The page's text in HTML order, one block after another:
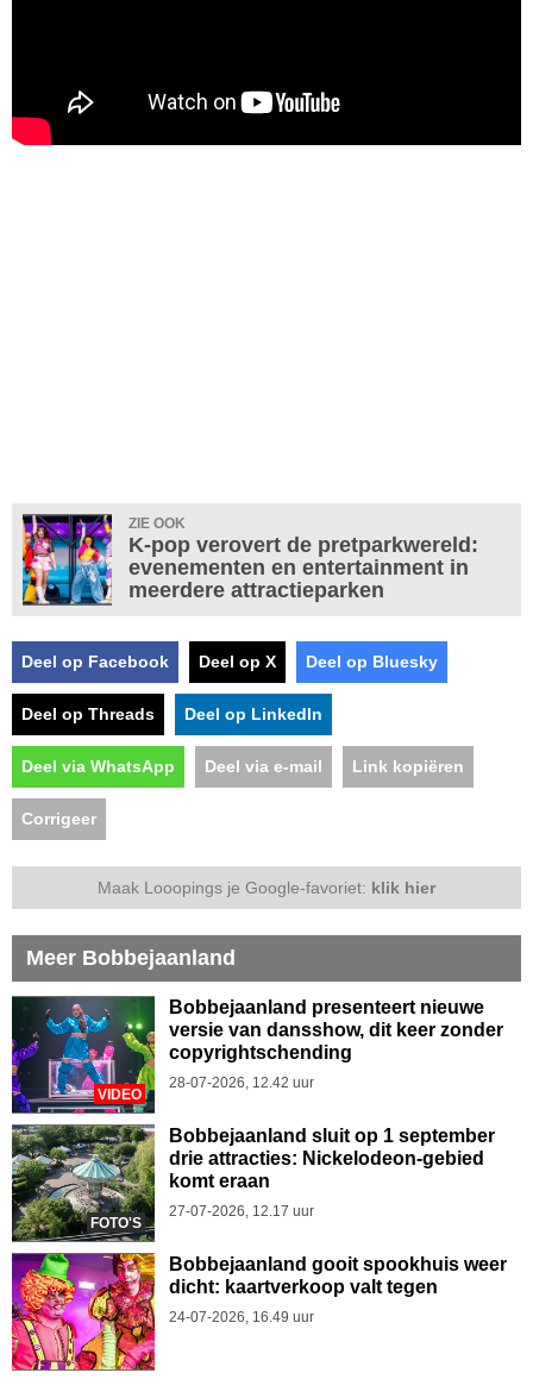
ZIE OOK
K-pop verovert de pretparkwereld:
evenementen en entertainment in
meerdere attractieparken
Deel op Facebook Deel op X Deel op Bluesky
Deel op Threads Deel op LinkedIn
Deel via WhatsApp Deel via e-mail Link kopiëren
Corrigeer
Maak Looopings je Google-favoriet: klik hier
Meer Bobbejaanland
VIDEO
Bobbejaanland presenteert nieuwe
versie van dansshow, dit keer zonder
copyrightschending
28-07-2026, 12.42 uur
FOTO'S
Bobbejaanland sluit op 1 september
drie attracties: Nickelodeon-gebied
komt eraan
27-07-2026, 12.17 uur
Bobbejaanland gooit spookhuis weer
dicht: kaartverkoop valt tegen
24-07-2026, 16.49 uur